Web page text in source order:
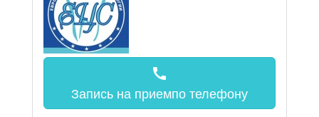
call
Запись на приемпо телефону